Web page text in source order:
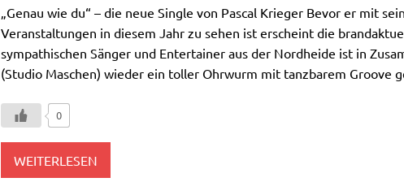
„Genau wie du“ – die neue Single von Pascal Krieger Bevor er mit
Veranstaltungen in diesem Jahr zu sehen ist erscheint die
sympathischen Sänger und Entertainer aus der Nordheide ist in
(Studio Maschen) wieder ein toller Ohrwurm mit tanzbarem Groove
0
WEITERLESEN